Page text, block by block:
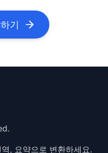
기
, 요약으로 변환하세요.